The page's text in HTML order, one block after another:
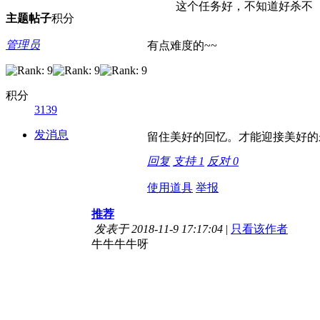
主题帖子积分
管理员
积分
3139
发消息
这个任务好，不知道好杀不
有点难度的~~
留住美好的回忆。才能迎接美好
回复 支持 1 反对0
使用道具 举报
推荐
发表于 2018-11-9 17:17:04 | 只看该作者
牛牛牛牛呀